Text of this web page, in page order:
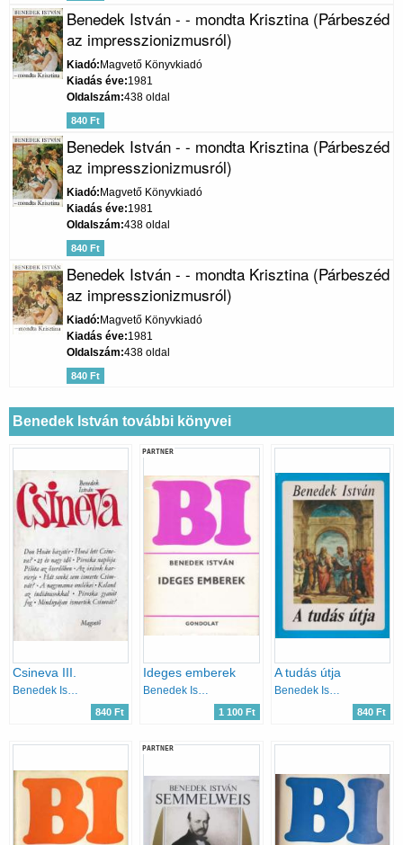
Benedek István - - mondta Krisztina (Párbeszéd
az impresszionizmusról)
Kiadó Magvető Könyvkiadó
Kiadás éve 1981
Oldalszám 438 oldal
840 Ft
Benedek István - - mondta Krisztina (Párbeszéd
az impresszionizmusról)
Kiadó Magvető Könyvkiadó
Kiadás éve 1981
Oldalszám 438 oldal
840 Ft
Benedek István - - mondta Krisztina (Párbeszéd
az impresszionizmusról)
Kiadó Magvető Könyvkiadó
Kiadás éve 1981
Oldalszám 438 oldal
840 Ft
Benedek István további könyvei
Csineva III.
Benedek István
840 Ft
PARTNER
Ideges emberek
Benedek István
1 100 Ft
A tudás útja
Benedek István
840 Ft
PARTNER